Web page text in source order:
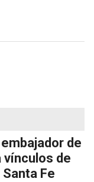
de
vínculos de
Fe